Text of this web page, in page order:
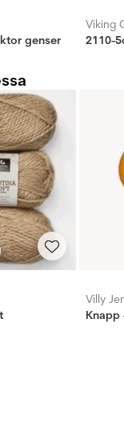
genser
Viking
2110-
Villy
Knapp